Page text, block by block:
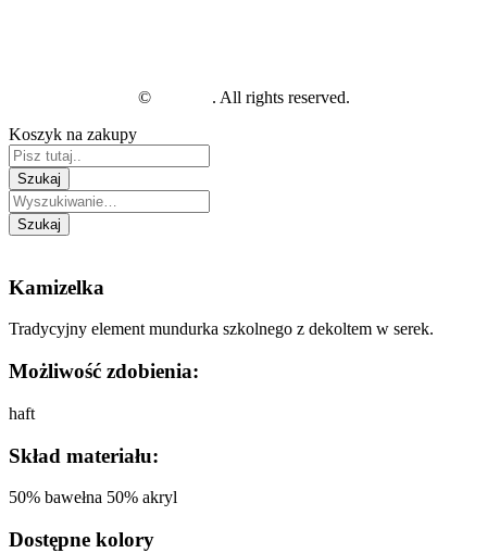
©
. All rights reserved.
Koszyk na zakupy
Kamizelka
Tradycyjny element mundurka szkolnego z dekoltem w serek.
Możliwość zdobienia:
haft
Skład materiału:
50% bawełna 50% akryl
Dostępne kolory